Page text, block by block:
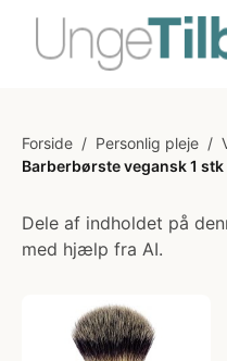
Forside / Personlig pleje /
Barberbørste vegansk 1 stk
Dele af indholdet på
med hjælp fra AI.